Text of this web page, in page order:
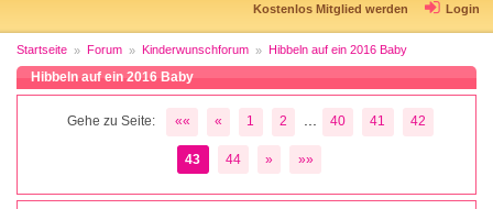
Kostenlos Mitglied werden Login
Startseite Forum Kinderwunschforum Hibbeln auf ein 2016 Baby
Hibbeln auf ein 2016 Baby
Gehe zu Seite: «« « 1 2 40 41 42
43 44 » »»